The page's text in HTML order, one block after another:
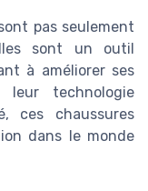
pas seulement
sont un outil
à améliorer ses
leur technologie
ces chaussures
dans le monde